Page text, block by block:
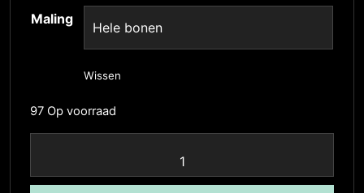
Maling
Wissen
97 Op voorraad